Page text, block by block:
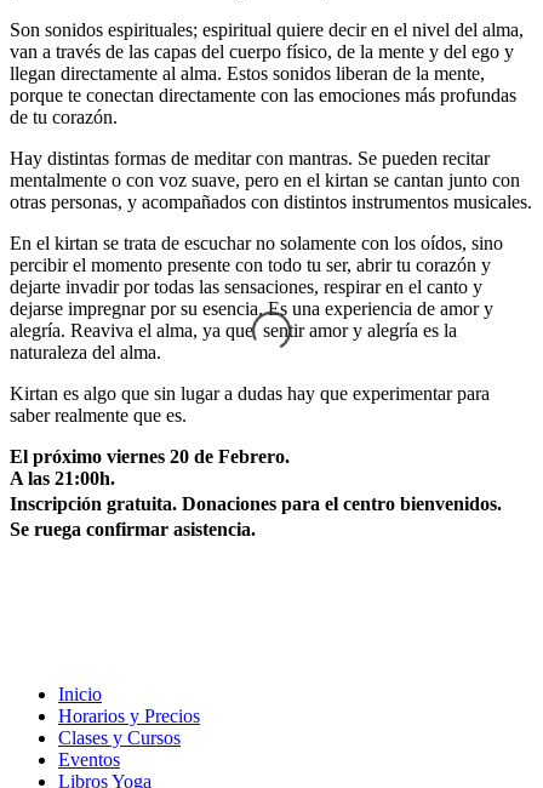
Son sonidos espirituales; espiritual quiere decir en el nivel del alma,
van a través de las capas del cuerpo físico, de la mente y del ego y
llegan directamente al alma. Estos sonidos liberan de la mente,
porque te conectan directamente con las emociones más profundas
de tu corazón.
Hay distintas formas de meditar con mantras. Se pueden recitar
mentalmente o con voz suave, pero en el kirtan se cantan junto con
otras personas, y acompañados con distintos instrumentos musicales.
En el kirtan se trata de escuchar no solamente con los oídos, sino
percibir el momento presente con todo tu ser, abrir tu corazón y
dejarte invadir por todas las sensaciones, respirar en el canto y
dejarse impregnar por su esencia. Es una experiencia de amor y
alegría. Reaviva el alma, ya que sentir amor y alegría es la
naturaleza del alma.
Kirtan es algo que sin lugar a dudas hay que experimentar para
saber realmente que es.
El próximo viernes 20 de Febrero.
A las 21:00h.
Inscripción gratuita. Donaciones para el centro bienvenidos.
Se ruega confirmar asistencia.
Inicio
Horarios y Precios
Clases y Cursos
Eventos
Libros Yoga